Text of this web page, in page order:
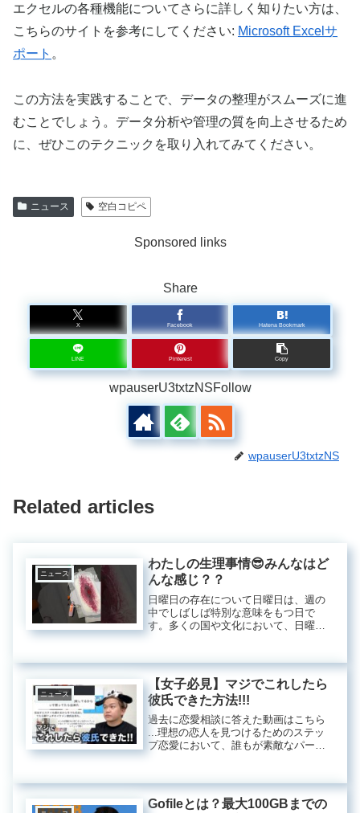
エクセルの各種機能についてさらに詳しく知りたい方は、
こちらのサイトを参考にしてください: Microsoft Excelサ
ポート 。
この方法を実践することで、データの整理がスムーズに進
むことでしょう。データ分析や管理の質を向上させるため
に、ぜひこのテクニックを取り入れてみてください。
ニュース 空白コピペ
Sponsored links
Share
X Facebook Hatena Bookmark
LINE Pinterest Copy
wpauserU3txtzNSFollow
wpauserU3txtzNS
Related articles
ニュース
わたしの生理事情😎みんなはど
んな感じ？？
日曜日の存在について日曜日は、週の
中でしばしば特別な意味をもつ日で
す。多くの国や文化において、日曜日
歴史的、文化的な背景を持ち、私たち
の生活にどのように影響を与えている
のか...
ニュース
【女子必見】マジでこれしたら
彼氏できた方法!!!
過去に恋愛相談に答えた動画はこちら
...理想の恋人を見つけるためのステッ
プ恋愛において、誰もが素敵なパート
い」と思っても、本当にその一歩を踏
み出すことは難しいものです。今...
Gofileとは？最大100GBまでの